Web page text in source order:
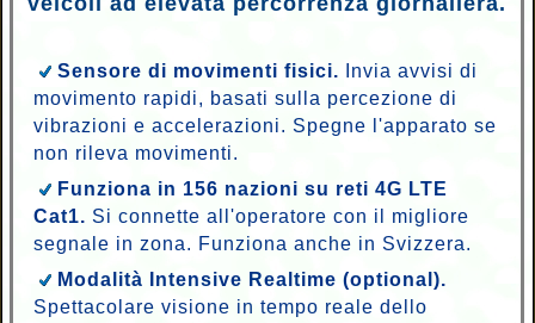
Sensore di movimenti fisici.
Invia avvisi di
movimento rapidi, basati sulla percezione di
vibrazioni e accelerazioni. Spegne l'apparato se
non rileva movimenti.
Funziona in 156 nazioni su reti 4G LTE
Cat1. Si connette all'operatore con il migliore
segnale in zona. Funziona anche in Svizzera.
Modalità Intensive Realtime (optional).
Spettacolare visione in tempo reale dello